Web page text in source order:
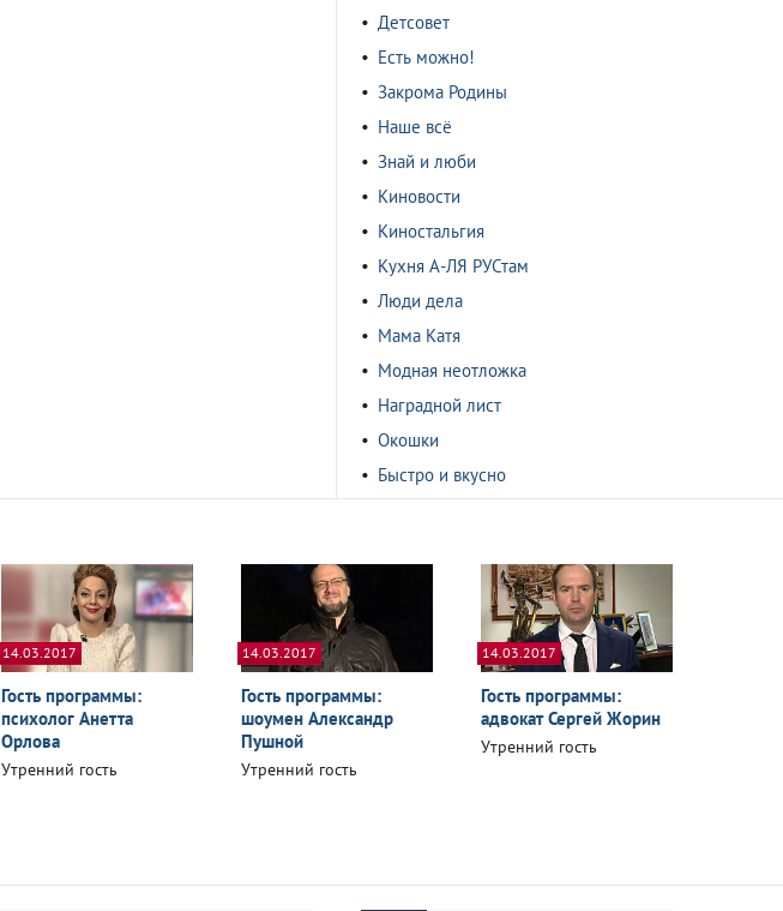
Детсовет
Есть можно!
Закрома Родины
Наше всё
Знай и люби
Киновости
Киностальгия
Кухня А-ЛЯ РУСтам
Люди дела
Мама Катя
Модная неотложка
Наградной лист
Окошки
Быстро и вкусно
14.03.2017
Гость программы:
психолог Анетта
Орлова
Утренний гость
14.03.2017
Гость программы:
шоумен Александр
Пушной
Утренний гость
14.03.2017
Гость программы:
адвокат Сергей Жорин
Утренний гость